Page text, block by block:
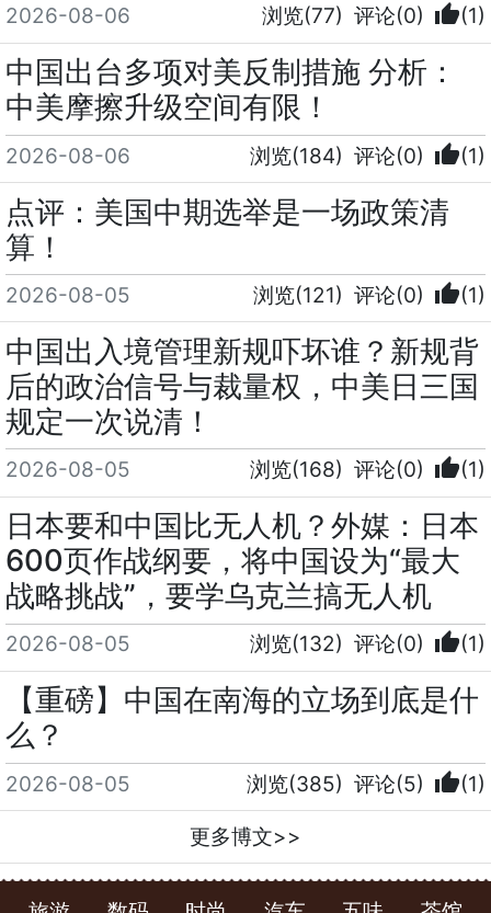
2026-08-06 浏览(77) 评论(0) thumb_up(1)
中国出台多项对美反制措施 分析：
中美摩擦升级空间有限！
2026-08-06 浏览(184) 评论(0) thumb_up(1)
点评：美国中期选举是一场政策清
算！
2026-08-05 浏览(121) 评论(0) thumb_up(1)
中国出入境管理新规吓坏谁？新规背
后的政治信号与裁量权，中美日三国
规定一次说清！
2026-08-05 浏览(168) 评论(0) thumb_up(1)
日本要和中国比无人机？外媒：日本
600页作战纲要，将中国设为“最大
战略挑战”，要学乌克兰搞无人机
2026-08-05 浏览(132) 评论(0) thumb_up(1)
【重磅】中国在南海的立场到底是什
么？
2026-08-05 浏览(385) 评论(5) thumb_up(1)
更多博文>>